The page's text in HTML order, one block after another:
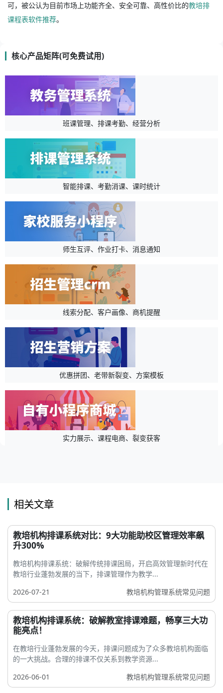
可，被公认为目前市场上功能齐全、安全可靠、高性价比的教培排
课程表软件推荐。
核心产品矩阵(可免费试用)
班课管理、排课考勤、经营分析
智能排课、考勤消课、课时统计
师生互评、作业打卡、消息通知
线索分配、客户画像、商机提醒
优惠拼团、老带新裂变、方案模板
实力展示、课程电商、裂变获客
相关文章
教培机构排课系统对比：9大功能助校区管理效率飙
升300%
教培机构排课系统：破解传统排课困局，开启高效管理新时代在
教培行业蓬勃发展的当下，排课管理作为教学...
2026-07-21
教培机构管理系统常见问题
教培机构排课系统：破解教室排课难题，畅享三大功
能亮点！
在教培行业蓬勃发展的今天，排课问题成为了众多教培机构面临
的一大挑战。合理的排课不仅关系到教学资源...
2026-06-01
教培机构管理系统常见问题